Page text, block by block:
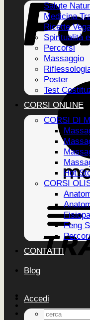
Salute
Medicina
Ricette
Spiritualità
Percorsi
Massaggio
Poster
Test
CORSI ONLINE
CORSI DI
Hot
CORSI
Feng
CONTATTI
Blog
Accedi
Cerca: